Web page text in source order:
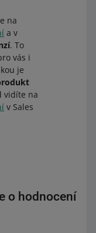
na
a v
. To
vás i
je
vidíte na
v Sales
o hodnocení